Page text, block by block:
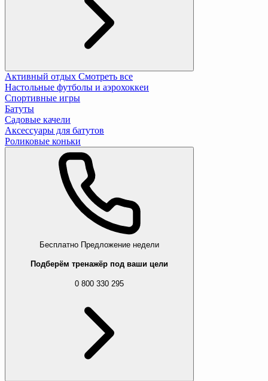
Активный отдых Смотреть все
Настольные футболы и аэрохоккеи
Спортивные игры
Батуты
Садовые качели
Аксессуары для батутов
Роликовые коньки
Бесплатно Предложение недели
Подберём тренажёр под ваши цели
0 800 330 295